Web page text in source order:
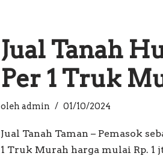
Jual Tanah
Per 1 Truk
oleh admin 01/10/2024
Jual Tanah Taman – Pemasok
1 Truk Murah harga mulai Rp. 1